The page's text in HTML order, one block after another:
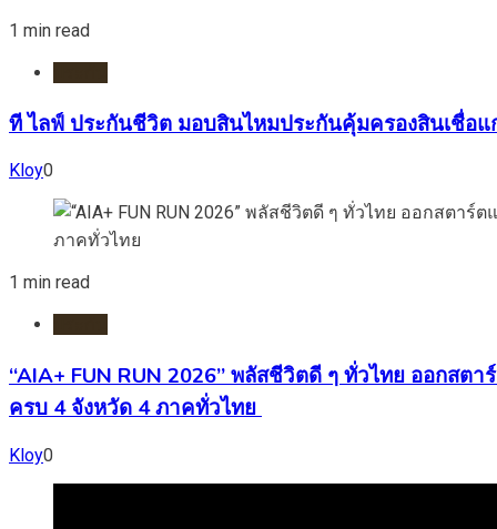
1 min read
ที ไลฟ์ ประกันชีวิต มอบสินไหมประกันคุ้มครองสินเชื่อแ
Kloy0
1 min read
“AIA+ FUN RUN 2026” พลัสชีวิตดี ๆ ทั่วไทย ออกส
ครบ 4 จังหวัด 4 ภาคทั่วไทย
Kloy0